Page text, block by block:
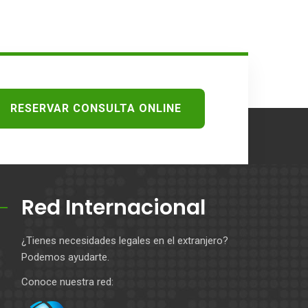
RESERVAR CONSULTA ONLINE
Red Internacional
¿Tienes necesidades legales en el extranjero?
Podemos ayudarte.
Conoce nuestra red: